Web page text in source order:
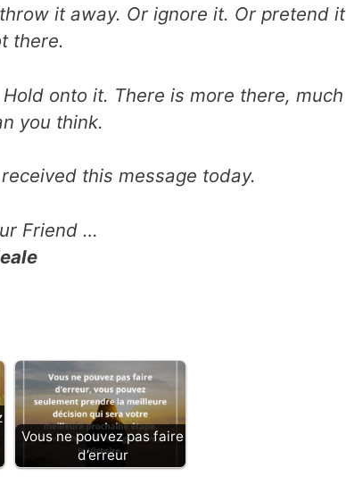
it away. Or ignore it. Or pretend it
there.
onto it. There is more there, much
you think.
this message today.
Friend …
Vous ne pouvez pas faire
d’erreur